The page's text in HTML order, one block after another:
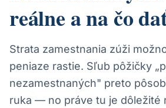
reálne a na čo
Strata zamestnania zúži
peniaze rastie. Sľub pôžičky
nezamestnaných" preto
ruka — no práve tu je dôležité